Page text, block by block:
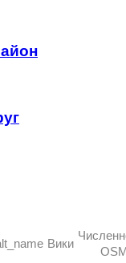
Вики